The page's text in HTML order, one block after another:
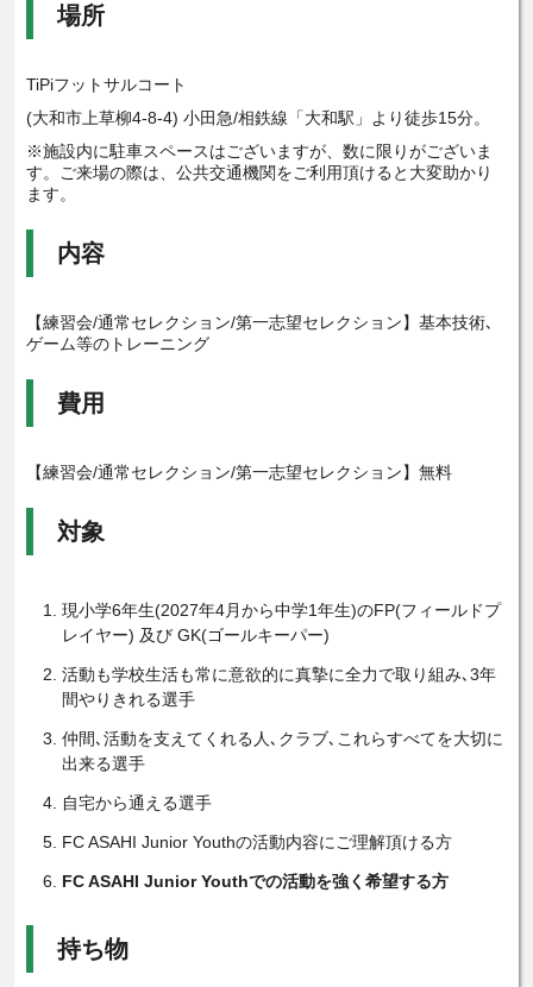
場所
TiPiフットサルコート
(大和市上草柳4-8-4) 小田急/相鉄線「大和駅」より徒歩15分。
※施設内に駐車スペースはございますが、数に限りがございま
す。ご来場の際は、公共交通機関をご利用頂けると大変助かり
ます。
内容
【練習会/通常セレクション/第一志望セレクション】基本技術､
ゲーム等のトレーニング
費用
【練習会/通常セレクション/第一志望セレクション】無料
対象
現小学6年生(2027年4月から中学1年生)のFP(フィールドプ
レイヤー) 及び GK(ゴールキーパー)
活動も学校生活も常に意欲的に真摯に全力で取り組み､3年
間やりきれる選手
仲間､活動を支えてくれる人､クラブ､これらすべてを大切に
出来る選手
自宅から通える選手
FC ASAHI Junior Youthの活動内容にご理解頂ける方
FC ASAHI Junior Youthでの活動を強く希望する方
持ち物